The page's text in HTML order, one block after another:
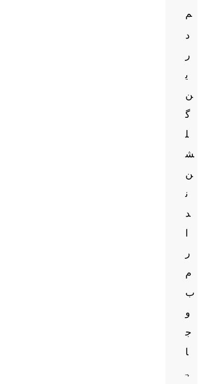
م
د
ر
ی
ن
گ
ل
ش
ن
ن
د
ا
ر
م
ب
و
ج
ا
ہ